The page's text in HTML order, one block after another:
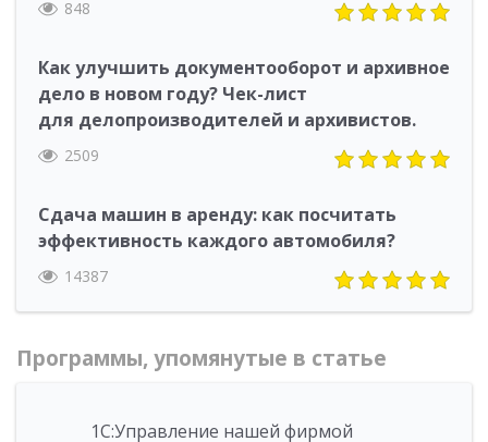
848
Как улучшить документооборот и архивное
дело в новом году? Чек-лист
для делопроизводителей и архивистов.
2509
Сдача машин в аренду: как посчитать
эффективность каждого автомобиля?
14387
Программы, упомянутые в статье
1С:Управление нашей фирмой